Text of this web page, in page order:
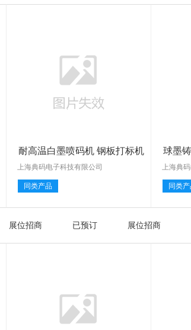
耐高温白墨喷码机 钢板打标机
上海典码电子科技有限公司
同类产品
球墨
上海典
同类
展位招商 已预订 展位招商